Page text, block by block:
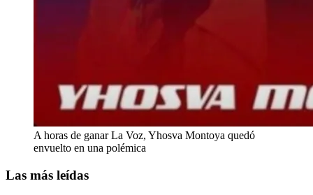
A horas de ganar La Voz, Yhosva Montoya quedó
envuelto en una polémica
Las más leídas